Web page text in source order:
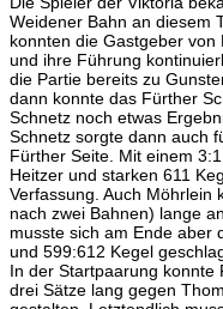
Weidener Bahn an diesem
konnten die Gastgeber
und ihre Führung
die Partie bereits zu
dann konnte das Fürther
Schnetz noch etwas
Schnetz sorgte dann auch
Fürther Seite. Mit einem
Heitzer und starken 611
Verfassung. Auch Möhrlein
nach zwei Bahnen) lange
musste sich am Ende aber
und 599:612 Kegel
In der Startpaarung konnte
drei Sätze lang gegen